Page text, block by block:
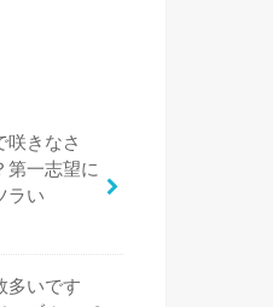
咲きなさ
第一志望に
ラい
多いです